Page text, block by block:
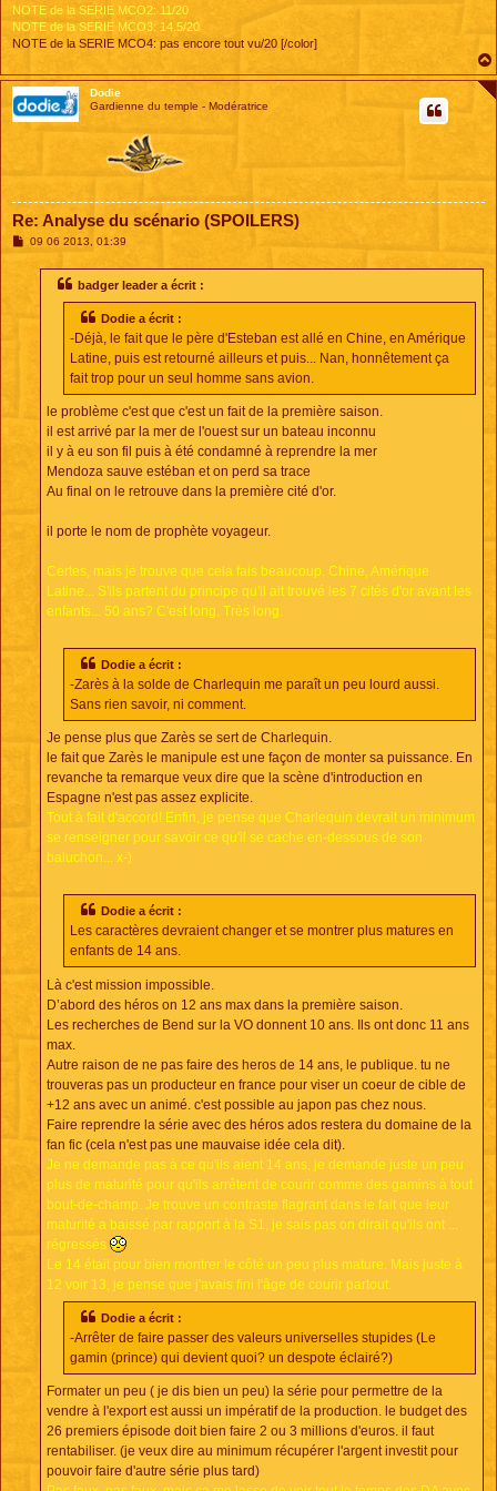
NOTE de la SERIE MCO2: 11/20
NOTE de la SERIE MCO3: 14.5/20
NOTE de la SERIE MCO4: pas encore tout vu/20 [/color]
Dodie
Gardienne du temple - Modératrice
Re: Analyse du scénario (SPOILERS)
M09 06 2013, 01:39
badger leader a écrit :
Dodie a écrit :
-Déjà, le fait que le père d'Esteban est allé en Chine, en Amérique
Latine, puis est retourné ailleurs et puis... Nan, honnêtement ça
fait trop pour un seul homme sans avion.
le problème c'est que c'est un fait de la première saison.
il est arrivé par la mer de l'ouest sur un bateau inconnu
il y à eu son fil puis à été condamné à reprendre la mer
Mendoza sauve estéban et on perd sa trace
Au final on le retrouve dans la première cité d'or.
il porte le nom de prophète voyageur.
Certes, mais je trouve que cela fais beaucoup. Chine, Amérique
Latine... S'ils partent du principe qu'il ait trouvé les 7 cités d'or avant les
enfants... 50 ans? C'est long. Très long.
Dodie a écrit :
-Zarès à la solde de Charlequin me paraît un peu lourd aussi.
Sans rien savoir, ni comment.
Je pense plus que Zarès se sert de Charlequin.
le fait que Zarès le manipule est une façon de monter sa puissance. En
revanche ta remarque veux dire que la scène d'introduction en
Espagne n'est pas assez explicite.
Tout à fait d'accord! Enfin, je pense que Charlequin devrait un minimum
se renseigner pour savoir ce qu'il se cache en-dessous de son
baluchon... x-)
Dodie a écrit :
Les caractères devraient changer et se montrer plus matures en
enfants de 14 ans.
Là c'est mission impossible.
D’abord des héros on 12 ans max dans la première saison.
Les recherches de Bend sur la VO donnent 10 ans. Ils ont donc 11 ans
max.
Autre raison de ne pas faire des heros de 14 ans, le publique. tu ne
trouveras pas un producteur en france pour viser un coeur de cible de
+12 ans avec un animé. c'est possible au japon pas chez nous.
Faire reprendre la série avec des héros ados restera du domaine de la
fan fic (cela n'est pas une mauvaise idée cela dit).
Je ne demande pas à ce qu'ils aient 14 ans, je demande juste un peu
plus de maturité pour qu'ils arrêtent de courir comme des gamins à tout
bout-de-champ. Je trouve un contraste flagrant dans le fait que leur
maturité a baissé par rapport à la S1, je sais pas on dirait qu'ils ont ...
régressés
Le 14 était pour bien montrer le côté un peu plus mature. Mais juste à
12 voir 13, je pense que j'avais fini l'âge de courir partout.
Dodie a écrit :
-Arrêter de faire passer des valeurs universelles stupides (Le
gamin (prince) qui devient quoi? un despote éclairé?)
Formater un peu ( je dis bien un peu) la série pour permettre de la
vendre à l'export est aussi un impératif de la production. le budget des
26 premiers épisode doit bien faire 2 ou 3 millions d'euros. il faut
rentabiliser. (je veux dire au minimum récupérer l'argent investit pour
pouvoir faire d'autre série plus tard)